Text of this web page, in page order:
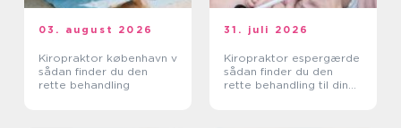
03. august 2026
Kiropraktor københavn v
sådan finder du den
rette behandling
31. juli 2026
Kiropraktor espergærde
sådan finder du den
rette behandling til dine